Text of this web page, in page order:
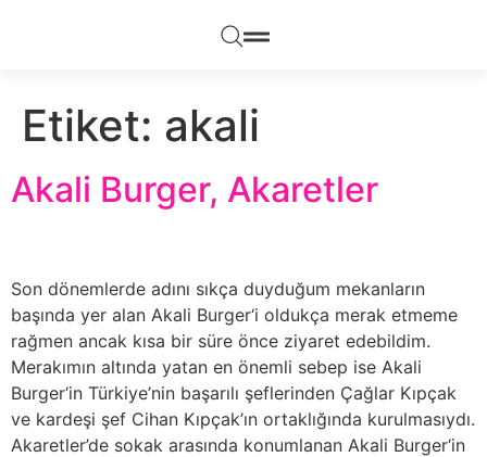
Etiket: akali
Akali Burger, Akaretler
Son dönemlerde adını sıkça duyduğum mekanların
başında yer alan Akali Burger‘i oldukça merak etmeme
rağmen ancak kısa bir süre önce ziyaret edebildim.
Merakımın altında yatan en önemli sebep ise Akali
Burger‘in Türkiye’nin başarılı şeflerinden Çağlar Kıpçak
ve kardeşi şef Cihan Kıpçak’ın ortaklığında kurulmasıydı.
Akaretler’de sokak arasında konumlanan Akali Burger‘in